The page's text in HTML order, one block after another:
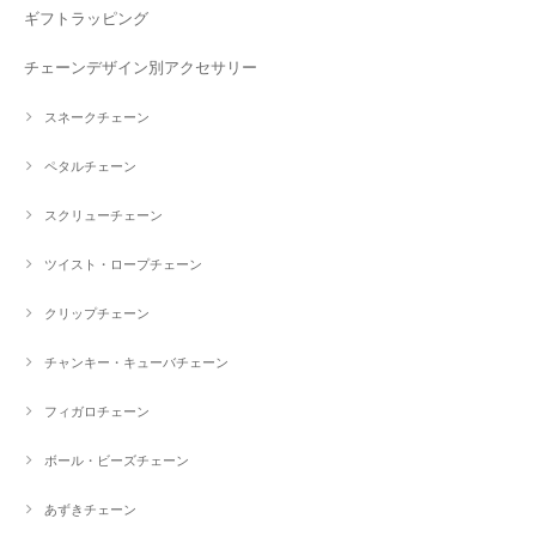
ギフトラッピング
チェーンデザイン別アクセサリー
スネークチェーン
ペタルチェーン
スクリューチェーン
ツイスト・ロープチェーン
クリップチェーン
チャンキー・キューバチェーン
フィガロチェーン
ボール・ビーズチェーン
あずきチェーン